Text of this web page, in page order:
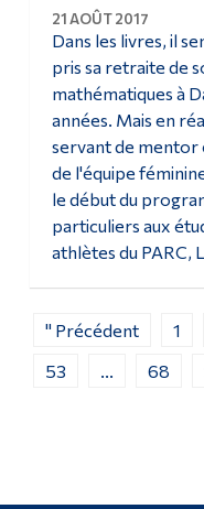
21 AOÛT 2017
Dans les livres, il
pris sa retraite de
mathématiques à
années. Mais en
servant de mentor
de l'équipe
le début du
particuliers aux
athlètes du PARC,
" Précédent 1
53
68